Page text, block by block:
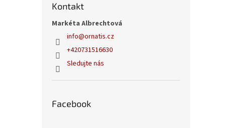
Kontakt
Markéta Albrechtová
info@ornatis.cz
+420731516630
Sledujte nás
Facebook